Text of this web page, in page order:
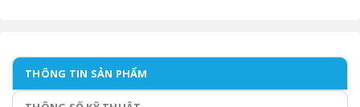
THÔNG TIN SẢN PHẨM